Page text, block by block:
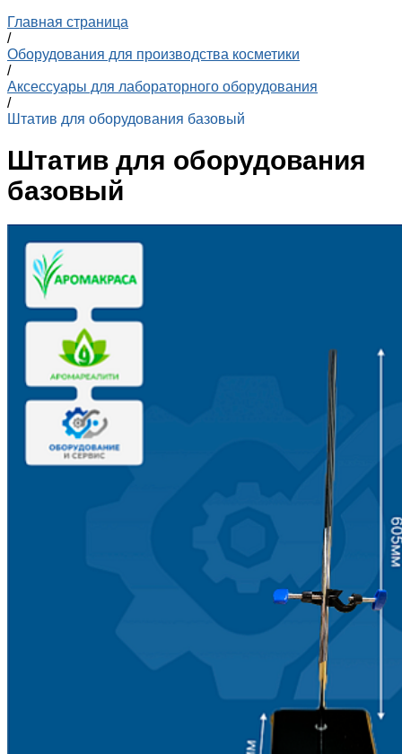
Главная страница
/
Оборудования для производства косметики
/
Аксессуары для лабораторного оборудования
/
Штатив для оборудования базовый
Штатив для оборудования
базовый